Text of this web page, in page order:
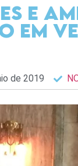
e
em
de 2019